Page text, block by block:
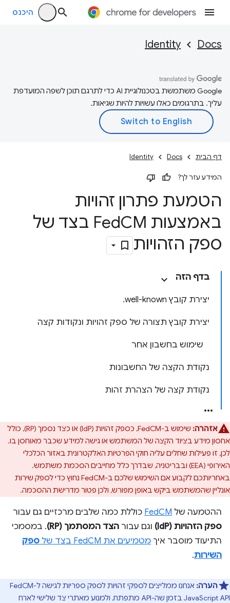
היכנס
Docs
Identity
‫Google משתמשת בטכנולוגיית AI כדי לתרגם תוכן לשפה המועדפת
עליך. בתרגומים כאלו עשויות להיות שגיאות.
דף הבית Docs
Identity
המידע עזר לך?
הטמעת פתרון זהויות
באמצעות Fed
CM בצד של
ספק הזהויות
בדף הזה
יצירת קובץ ‎.well-known
יצירת קובץ תצורה של ספק זהויות ונקודות קצה
שימוש בחשבון אחר
נקודת הקצה של החשבונות
נקודת קצה של הצהרת זהות
אזהרה:
שימוש ב-FedCM, כספק זהויות (IdP) או כצד נסמך (RP), כולל
אחסון מידע בציוד הקצה של המשתמש או גישה למידע שכבר מאוחסן בו.
לכן, זו פעילות שחלים עליה חוקי הפרטיות האלקטרונית באזור הכלכלי
האירופי (EEA) ובבריטניה, שבדרך כלל מחייבים הסכמת משתמש.
באחריותכם לקבוע אם השימוש שלכם ב-FedCM נחוץ כדי לספק שירות
אונליין שהמשתמש ביקש באופן מפורש, ולכן פטור מדרישת ההסכמה.
ההטמעה של FedCM כוללת כמה שלבים מרכזיים גם עבור
ספק הזהויות (IdP)
וגם עבור הצד המסתמך (RP)
. במסמכי
התיעוד מוסבר איך מטמיעים את FedCM בצד של
ספק
השירות.
הערה:
אנחנו ממליצים לספקי זהויות לספק ספריות לגישה ל-FedCM
JavaScript API בזמן שה-API מתפתח, ולמנוע מאתרי צד שלישי לארח